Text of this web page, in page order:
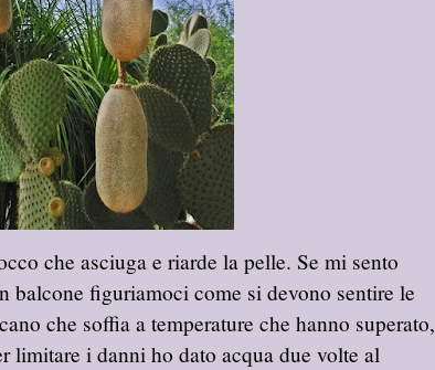
che asciuga e riarde la pelle. Se mi sento
balcone figuriamoci come si devono sentire le
che soffia a temperature che hanno superato,
limitare i danni ho dato acqua due volte al